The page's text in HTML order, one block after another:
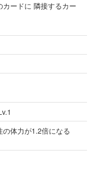
ードに 隣接するカー
体力が1.2倍になる